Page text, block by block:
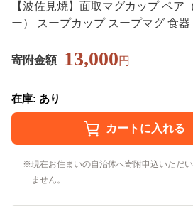
【波佐見焼】面取マグカップ ペア
ー） スー
寄附金額 13,000円
在庫: あり
現在お住まいの自治体へ寄附申込いただ
ません。